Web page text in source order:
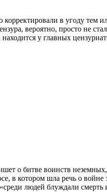
в угоду тем
вероятно, просто не
у главных
о битве воинств
в котором шла речь о войне
людей блуждали смерть